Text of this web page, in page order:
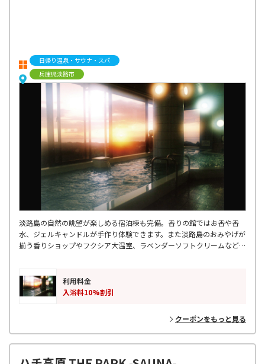
日帰り温泉・サウナ・スパ
兵庫県淡路市
淡路島の自然の眺望が楽しめる宿泊棟も完備。香りの館ではお香や香
水、ジェルキャンドルが手作り体験できます。また淡路島のおみやげが
揃う香りショップやフクシア大温室、ラベンダーソフトクリームなど、
利用料金
入浴料10%割引
クーポンをもっと見る